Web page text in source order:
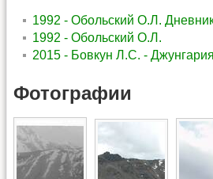
1992 - Обольский О.Л.
1992 - Обольский О.Л.
2015 - Бовкун Л.С. -
Фотографии